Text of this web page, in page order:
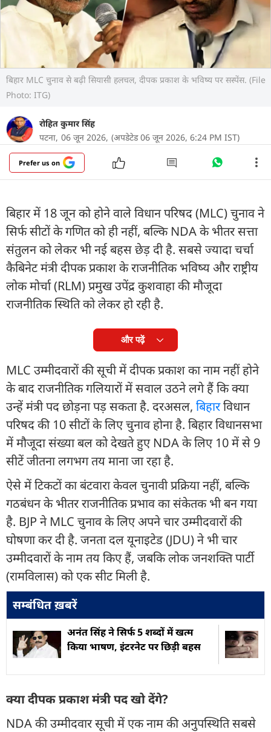
बिहार MLC चुनाव से बढ़ी सियासी हलचल, दीपक प्रकाश के भविष्य पर सस्पेंस. (File
Photo: ITG)
रोहित कुमार सिंह
पटना, 06 जून 2026, (अपडेटेड 06 जून 2026, 6:24 PM IST)
Prefer us on
बिहार में 18 जून को होने वाले विधान परिषद (MLC) चुनाव ने
सिर्फ सीटों के गणित को ही नहीं, बल्कि NDA के भीतर सत्ता
संतुलन को लेकर भी नई बहस छेड़ दी है. सबसे ज्यादा चर्चा
कैबिनेट मंत्री दीपक प्रकाश के राजनीतिक भविष्य और राष्ट्रीय
लोक मोर्चा (RLM) प्रमुख उपेंद्र कुशवाहा की मौजूदा
राजनीतिक स्थिति को लेकर हो रही है.
और पढ़ें
MLC उम्मीदवारों की सूची में दीपक प्रकाश का नाम नहीं होने
के बाद राजनीतिक गलियारों में सवाल उठने लगे हैं कि क्या
उन्हें मंत्री पद छोड़ना पड़ सकता है. दरअसल, बिहारविधान
परिषद की 10 सीटों के लिए चुनाव होना है. बिहार विधानसभा
में मौजूदा संख्या बल को देखते हुए NDA के लिए 10 में से 9
सीटें जीतना लगभग तय माना जा रहा है.
ऐसे में टिकटों का बंटवारा केवल चुनावी प्रक्रिया नहीं, बल्कि
गठबंधन के भीतर राजनीतिक प्रभाव का संकेतक भी बन गया
है. BJP ने MLC चुनाव के लिए अपने चार उम्मीदवारों की
घोषणा कर दी है. जनता दल यूनाइटेड (JDU) ने भी चार
उम्मीदवारों के नाम तय किए हैं, जबकि लोक जनशक्ति पार्टी
(रामविलास) को एक सीट मिली है.
सम्बंधित ख़बरें
अनंत सिंह ने सिर्फ 5 शब्दों में खत्म
किया भाषण, इंटरनेट पर छिड़ी बहस
क्या दीपक प्रकाश मंत्री पद खो देंगे?
NDA की उम्मीदवार सूची में एक नाम की अनुपस्थिति सबसे